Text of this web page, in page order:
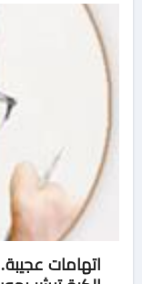
اتهامات